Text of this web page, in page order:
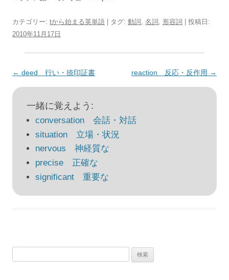
カテゴリー: tから始まる英単語 | タグ: 動詞 , 名詞 , 形容詞
| 投稿日:
2010年11月17日
投
稿
ン
← deed 行い・捺印証書 reaction 反応・反作用 →
一緒に覚えよう:
conversation 会話・対話
situation 立場・状況
nervous 神経質な
precise 正確な
significant 重要な